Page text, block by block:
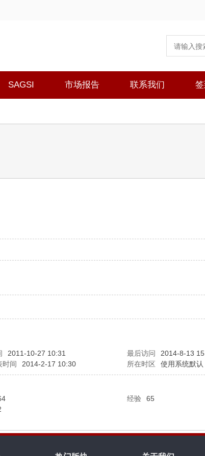
SAGSI 市场报告 联系我们
2011-10-27 10:31 最后访问
2014-8-13
时间 2014-2-17 10:30 所在时区 使用系统默认
经验
65